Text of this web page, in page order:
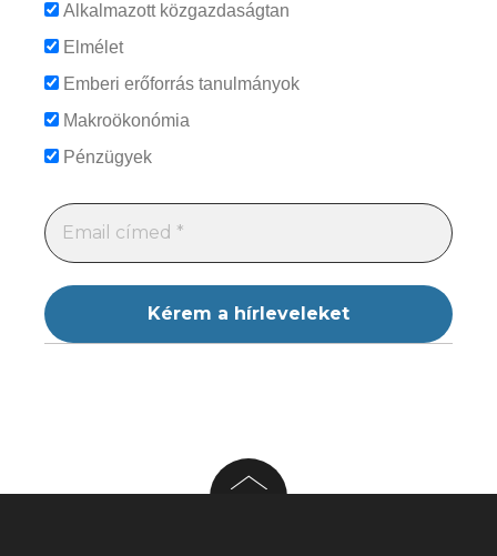
Alkalmazott közgazdaságtan
Elmélet
Emberi erőforrás tanulmányok
Makroökonómia
Pénzügyek